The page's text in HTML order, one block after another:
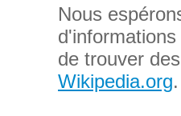
Nous
de trouver
Wikipedia.org.